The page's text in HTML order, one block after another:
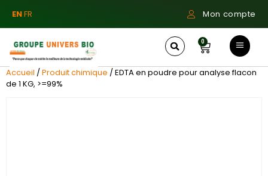
ENFR Mon compte
0
Accueil /Produit chimique / EDTA en poudre pour analyse flacon
de 1 KG, >=99%